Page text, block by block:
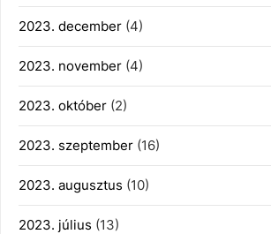
2023. december (4)
2023. november (4)
2023. október (2)
2023. szeptember (16)
2023. augusztus (10)
2023. július (13)